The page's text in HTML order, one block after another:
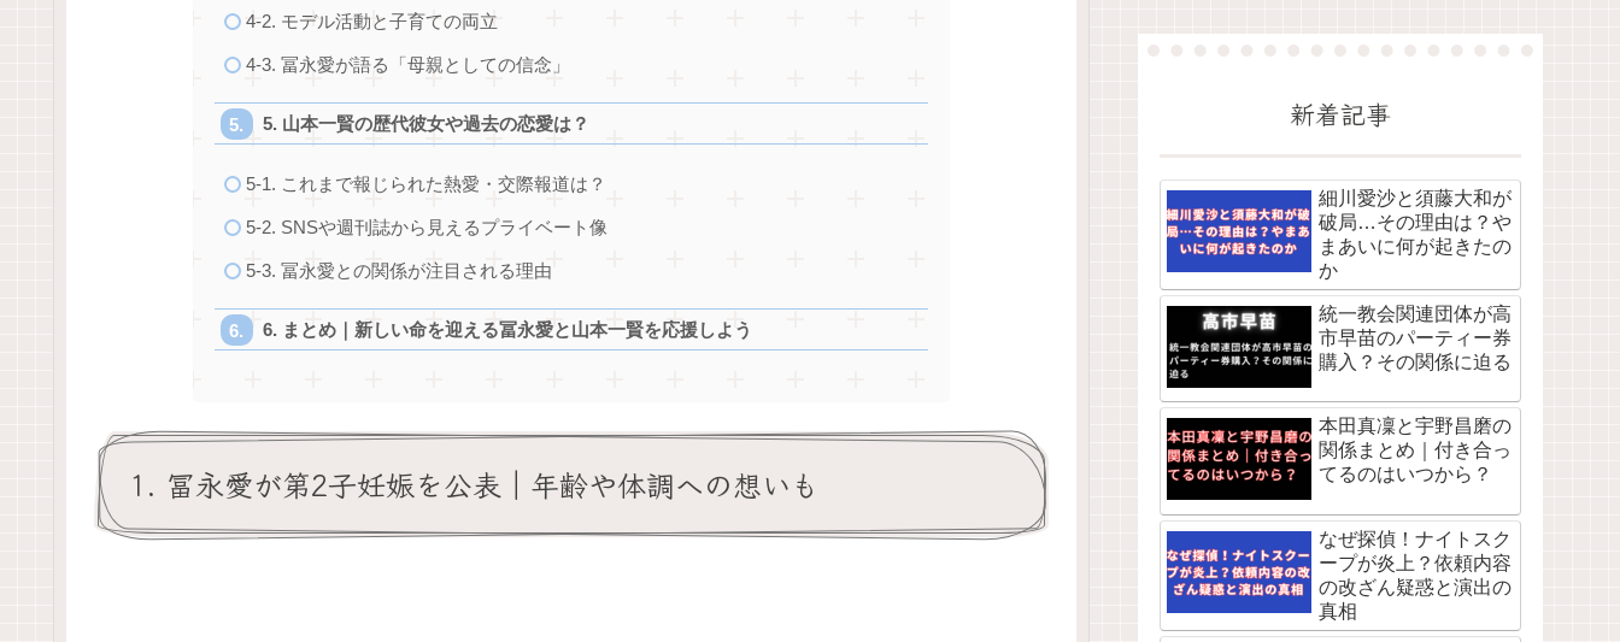
4-2. モデル活動と子育ての両立
4-3. 冨永愛が語る「母親としての信念」
5. 山本一賢の歴代彼女や過去の恋愛は？
5-1. これまで報じられた熱愛・交際報道は？
5-2. SNSや週刊誌から見えるプライベート像
5-3. 冨永愛との関係が注目される理由
6. まとめ｜新しい命を迎える冨永愛と山本一賢を応援しよう
1. 冨永愛が第2子妊娠を公表｜年齢や体調への想いも
新着記事
細川愛沙と須藤大和が
破局…その理由は？や
まあいに何が起きたの
か
統一教会関連団体が高
市早苗のパーティー券
購入？その関係に迫る
本田真凜と宇野昌磨の
関係まとめ｜付き合っ
てるのはいつから？
なぜ探偵！ナイトスク
ープが炎上？依頼内容
の改ざん疑惑と演出の
真相